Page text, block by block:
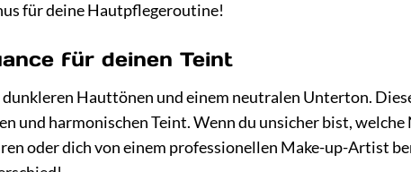
für deine Hautpflegeroutine!
für deinen Teint
Hauttönen und einem neutralen Unterton.
und harmonischen Teint. Wenn du unsicher bist,
oder dich von einem professionellen Make-up-Artist